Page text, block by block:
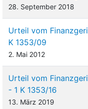
28. September 2018
Urteil vom
K 1353/09
2. Mai 2012
Urteil vom
- 1 K 1353/16
13. März 2019